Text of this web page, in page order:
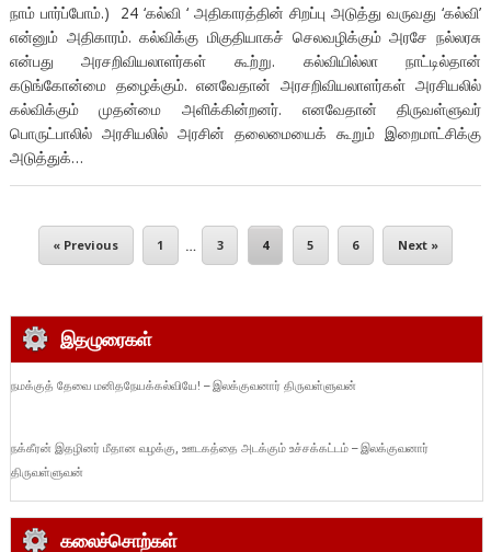
நாம் பார்ப்போம்.) 24 ‘கல்வி ‘ அதிகாரத்தின் சிறப்பு அடுத்து வருவது ‘கல்வி’
என்னும் அதிகாரம். கல்விக்கு மிகுதியாகச் செலவழிக்கும் அரசே நல்லரசு
என்பது அரசறிவியலாளர்கள் கூற்று. கல்வியில்லா நாட்டில்தான்
கடுங்கோன்மை தழைக்கும். எனவேதான் அரசறிவியலாளர்கள் அரசியலில்
கல்விக்கும் முதன்மை அளிக்கின்றனர். எனவேதான் திருவள்ளுவர்
பொருட்பாலில் அரசியலில் அரசின் தலைமையைக் கூறும் இறைமாட்சிக்கு
அடுத்துக்…
« Previous 1 … 3 4 5 6 Next »
இதழுரைகள்
நமக்குத் தேவை மனிதநேயக்கல்வியே! – இலக்குவனார் திருவள்ளுவன்
நக்கீரன் இதழினர் மீதான வழக்கு, ஊடகத்தை அடக்கும் உச்சக்கட்டம் – இலக்குவனார்
திருவள்ளுவன்
கலைச்சொற்கள்